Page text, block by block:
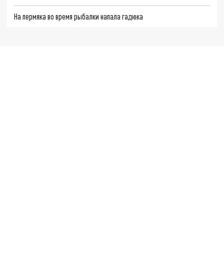
На пермяка во время рыбалки напала гадюка